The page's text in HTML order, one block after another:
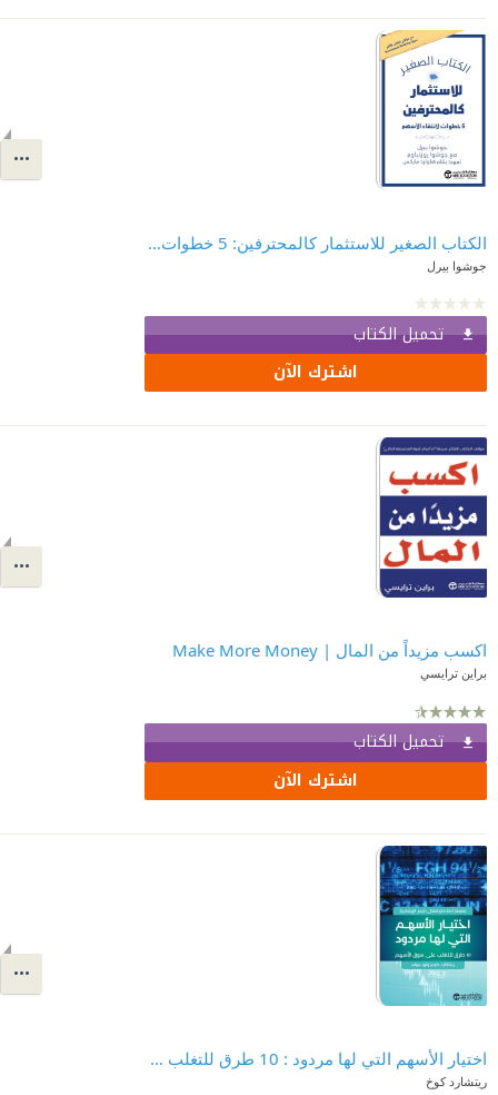
الكتاب الصغير للاستثمار كالمحترفين: 5 خطوات لانتقاء الأسهم | The Little Book Of Investing Like The Pros
جوشوا بيرل
تحميل الكتاب
اشترك الآن
اكسب مزيداً من المال | Make More Money
تحميل الكتاب
اشترك الآن
اختيار الأسهم التي لها مردود : 10 طرق للتغلب على سوق الأسهم | ‎Financial Times Guides: Selecting Shares That Perform
ريتشارد كوخ